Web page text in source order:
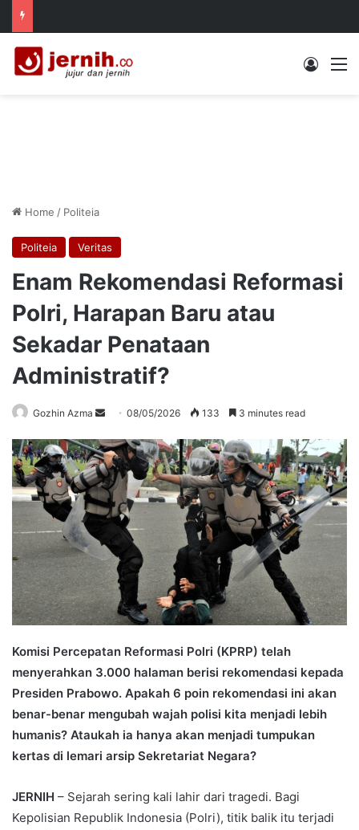
Log In
Home / Politeia
Politeia Veritas
Enam Rekomendasi Reformasi
Polri, Harapan Baru atau
Sekadar Penataan
Administratif?
Gozhin Azma
Send
email
08/05/2026 133 3 minutes read
Komisi Percepatan Reformasi Polri (KPRP) telah
menyerahkan 3.000 halaman berisi rekomendasi kepada
Presiden Prabowo. Apakah 6 poin rekomendasi ini akan
benar-benar mengubah wajah polisi kita menjadi lebih
humanis? Ataukah ia hanya akan menjadi tumpukan
kertas di lemari arsip Sekretariat Negara?
JERNIH – Sejarah sering kali lahir dari tragedi. Bagi
Kepolisian Republik Indonesia (Polri), titik balik itu terjadi